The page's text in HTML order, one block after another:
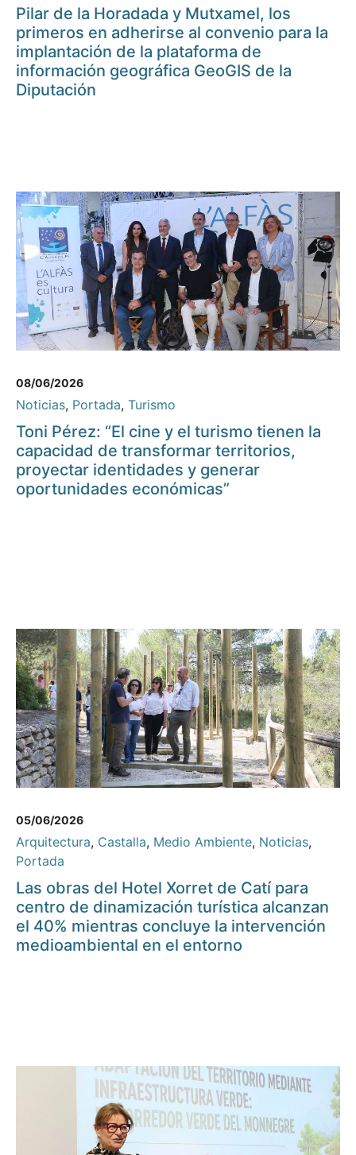
Pilar de la Horadada y Mutxamel, los
primeros en adherirse al convenio para la
implantación de la plataforma de
información geográfica GeoGIS de la
Diputación
08/06/2026
Noticias, Portada, Turismo
Toni Pérez: “El cine y el turismo tienen la
capacidad de transformar territorios,
proyectar identidades y generar
oportunidades económicas”
05/06/2026
Arquitectura, Castalla, Medio Ambiente, Noticias,
Portada
Las obras del Hotel Xorret de Catí para
centro de dinamización turística alcanzan
el 40% mientras concluye la intervención
medioambiental en el entorno